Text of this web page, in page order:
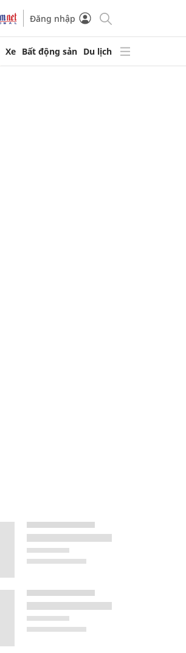
Đăng nhập
Xe Bất động sản Du lịch